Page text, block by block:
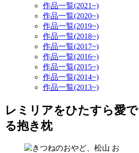
作品一覧(2021~)
作品一覧(2020~)
作品一覧(2019~)
作品一覧(2018~)
作品一覧(2017~)
作品一覧(2016~)
作品一覧(2015~)
作品一覧(2014~)
作品一覧(2013~)
レミリアをひたすら愛で
る抱き枕
お